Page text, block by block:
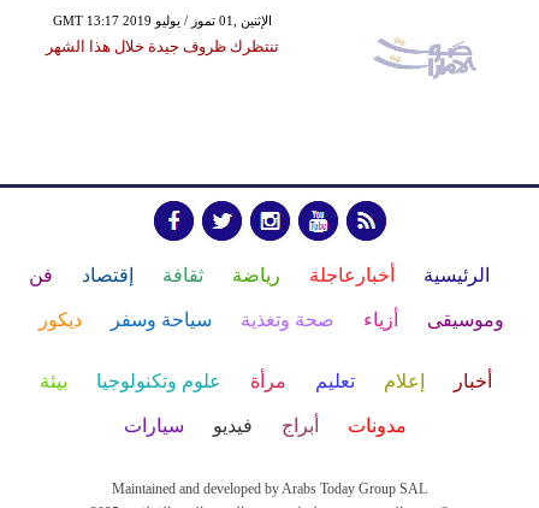
GMT 13:17 2019 الإثنين ,01 تموز / يوليو
تنتظرك ظروف جيدة خلال هذا الشهر
الرئيسية أخبارعاجلة رياضة ثقافة إقتصاد فن
وموسيقى أزياء صحة وتغذية سياحة وسفر ديكور
أخبار إعلام تعليم مرأة علوم وتكنولوجيا بيئة
مدونات أبراج فيديو سيارات
Maintained and developed by Arabs Today Group SAL